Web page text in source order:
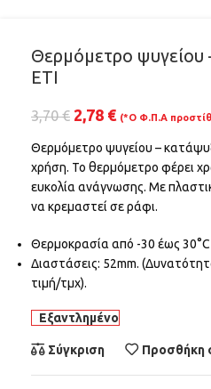
Θερμόμετρο ψυγείου
ETI
3,70€ 2,78 € (*Ο Φ.Π.Α
Θερμόμετρο ψυγείου –
χρήση. Το θερμόμετρο φέρει
ευκολία ανάγνωσης. Με
να κρεμαστεί σε ράφι.
Θερμοκρασία από -30 έως 30°C
Διαστάσεις: 52mm.
τιμή/τμχ).
Εξαντλημένο
Σύγκριση Προσθήκη